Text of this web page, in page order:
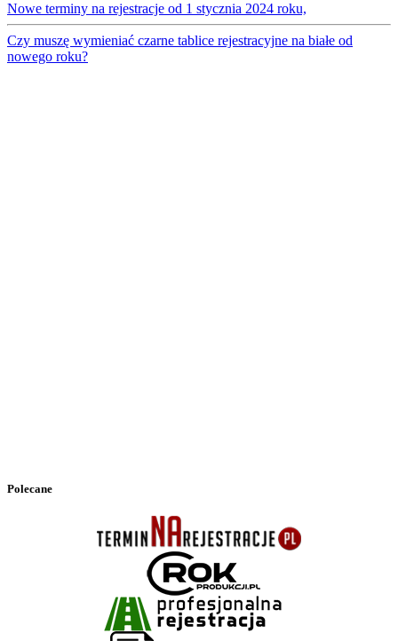
Nowe terminy na rejestracje od 1 stycznia 2024 roku,
Czy muszę wymieniać czarne tablice rejestracyjne na białe od
nowego roku?
Polecane